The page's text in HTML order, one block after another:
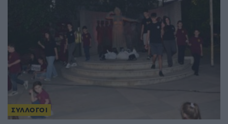
ΣΥΛΛΟΓΟΙ